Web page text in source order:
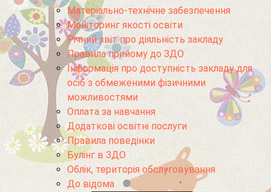
Матеріально-технічне забезпечення
Моніторинг якості освіти
Річний звіт про діяльність закладу
Правила прийому до ЗДО
Інформація про доступність закладу для
осіб з обмеженими фізичними
можливостями
Оплата за навчання
Додаткові освітні послуги
Правила поведінки
Булінг в ЗДО
Облік, територія обслуговування
До відома